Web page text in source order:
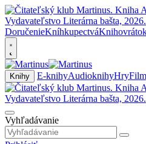
DoručenieKníhkupectvá
Knihy E-knihyAudioknihyHry
Vyhľadávanie